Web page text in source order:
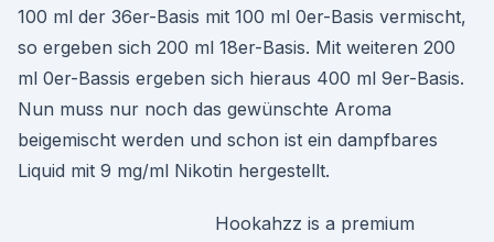
100 ml der 36er-Basis mit 100 ml 0er-Basis vermischt,
so ergeben sich 200 ml 18er-Basis. Mit weiteren 200
ml 0er-Bassis ergeben sich hieraus 400 ml 9er-Basis.
Nun muss nur noch das gewünschte Aroma
beigemischt werden und schon ist ein dampfbares
Liquid mit 9 mg/ml Nikotin hergestellt.
Hookahzz is a premium